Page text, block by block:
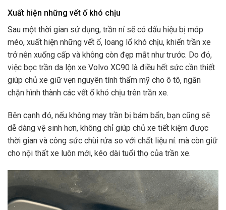
Xuất hiện những vết ố khó chịu
Sau một thời gian sử dụng, trần nỉ sẽ có dấu hiệu bị móp
méo, xuất hiện những vết ố, loang lổ khó chịu, khiến trần xe
trở nên xuống cấp và không còn đẹp mắt như trước. Do đó,
việc bọc trần da lộn xe Volvo XC90 là điều hết sức cần thiết
giúp chủ xe giữ vẹn nguyên tính thẩm mỹ cho ô tô, ngăn
chặn hình thành các vết ố khó chịu trên trần xe.
Bên cạnh đó, nếu không may trần bị bám bẩn, bạn cũng sẽ
dễ dàng vệ sinh hơn, không chỉ giúp chủ xe tiết kiệm được
thời gian và công sức chùi rửa so với chất liệu nỉ. mà còn giữ
cho nội thất xe luôn mới, kéo dài tuổi thọ của trần xe.